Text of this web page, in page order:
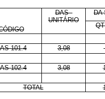
DAS -
UNITÁRIO
DA
101.4
3,08
-
102.4
3,08
TOTAL